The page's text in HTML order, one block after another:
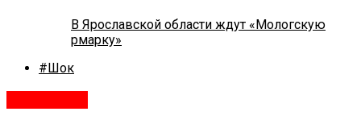
В Ярославской области ждут «Мологскую
рмарку»
#Шок